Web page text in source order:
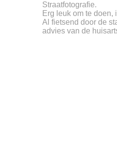
Straatfotografie.
Erg leuk om te
Al fietsend door de
advies van de